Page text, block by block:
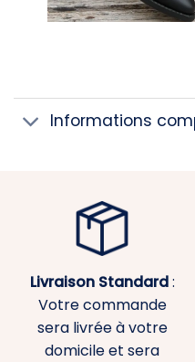
Informations
Livraison Standard:
Votre commande
sera livrée à votre
domicile et sera